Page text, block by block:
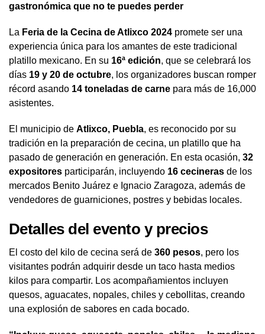
gastronómica que no te puedes perder
La Feria de la Cecina de Atlixco 2024 promete ser una
experiencia única para los amantes de este tradicional
platillo mexicano. En su 16ª edición, que se celebrará los
días 19 y 20 de octubre, los organizadores buscan romper
récord asando 14 toneladas de carne para más de 16,000
asistentes.
El municipio de Atlixco, Puebla, es reconocido por su
tradición en la preparación de cecina, un platillo que ha
pasado de generación en generación. En esta ocasión, 32
expositores participarán, incluyendo 16 cecineras de los
mercados Benito Juárez e Ignacio Zaragoza, además de
vendedores de guarniciones, postres y bebidas locales.
Detalles del evento y precios
El costo del kilo de cecina será de 360 pesos, pero los
visitantes podrán adquirir desde un taco hasta medios
kilos para compartir. Los acompañamientos incluyen
quesos, aguacates, nopales, chiles y cebollitas, creando
una explosión de sabores en cada bocado.